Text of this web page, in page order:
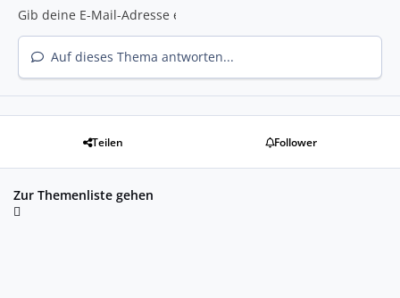
Auf dieses Thema antworten...
Teilen Follower
Zur Themenliste gehen